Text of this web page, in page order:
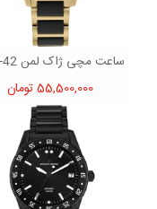
ساعت مچی ژاک لمن 42-12G
55,500,000 تومان